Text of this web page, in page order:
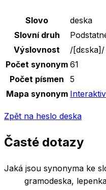
Základní údaje o slově
Slovo
deska
Slovní druh
Výslovnost
/[dɛska] /
Počet synonym 61
Počet písmen
5
Mapa synonym
Zpět na heslo deska
Časté dotazy
Jaká jsou synonyma ke
gramodeska,